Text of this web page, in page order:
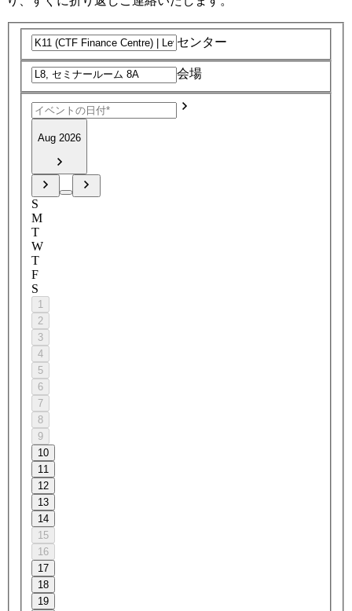
センター
会場
Aug 2026
S
M
T
W
T
F
S
1
2
3
4
5
6
7
8
9
10
11
12
13
14
15
16
17
18
19